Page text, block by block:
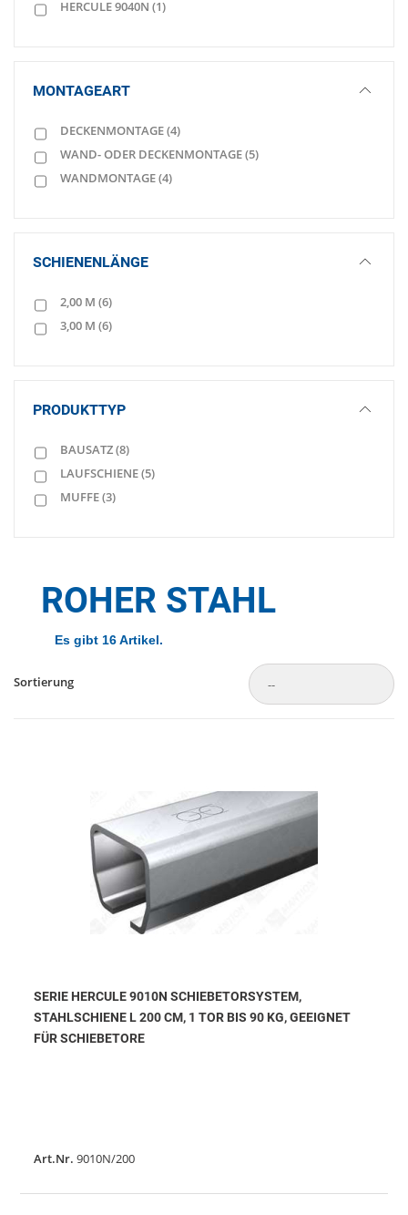
HERCULE 9040N (1)
MONTAGEART
DECKENMONTAGE(4)
WAND- ODER DECKENMONTAGE(5)
WANDMONTAGE(4)
SCHIENENLÄNGE
2,00 M (6)
3,00 M (6)
PRODUKTTYP
BAUSATZ(8)
LAUFSCHIENE(5)
MUFFE(3)
ROHER STAHL
Es gibt 16 Artikel.
Sortierung
SERIE HERCULE 9010N SCHIEBETORSYSTEM,
STAHLSCHIENE L 200 CM, 1 TOR BIS 90 KG, GEEIGNET
FÜR SCHIEBETORE
Art.Nr. 9010N/200